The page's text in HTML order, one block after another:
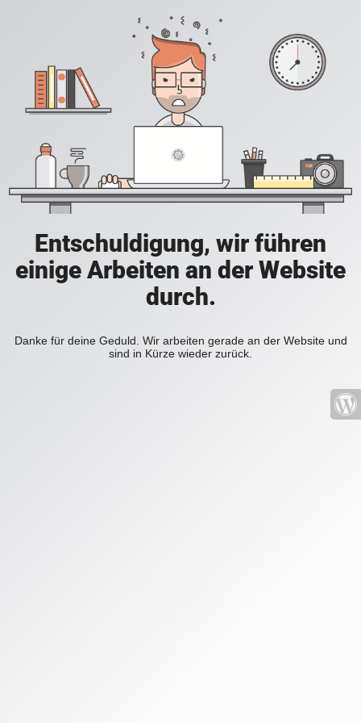
Entschuldigung, wir führen
einige Arbeiten an der Website
durch.
Danke für deine Geduld. Wir arbeiten gerade an der Website und
sind in Kürze wieder zurück.